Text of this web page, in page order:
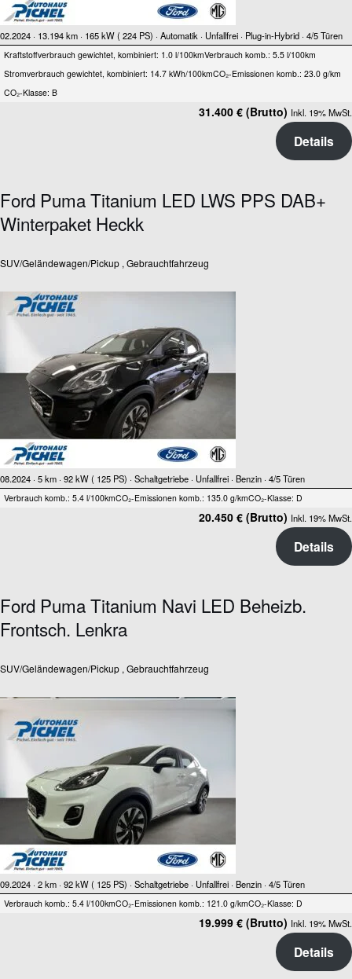
02.2024 · 13.194 km · 165 kW ( 224 PS) · Automatik · Unfallfrei · Plug-in-Hybrid · 4/5 Türen
Kraftstoffverbrauch gewichtet, kombiniert: 1.0 l/100kmVerbrauch komb.: 5.5 l/100km
Stromverbrauch gewichtet, kombiniert: 14.7 kWh/100kmCO₂-Emissionen komb.: 23.0 g/km
CO₂-Klasse: B
31.400 € (Brutto) Inkl. 19% MwSt.
Details
Ford Puma Titanium LED LWS PPS DAB+
Winterpaket Heckk
SUV/Geländewagen/Pickup , Gebrauchtfahrzeug
08.2024 · 5 km · 92 kW ( 125 PS) · Schaltgetriebe · Unfallfrei · Benzin · 4/5 Türen
Verbrauch komb.: 5.4 l/100kmCO₂-Emissionen komb.: 135.0 g/kmCO₂-Klasse: D
20.450 € (Brutto) Inkl. 19% MwSt.
Details
Ford Puma Titanium Navi LED Beheizb.
Frontsch. Lenkra
SUV/Geländewagen/Pickup , Gebrauchtfahrzeug
09.2024 · 2 km · 92 kW ( 125 PS) · Schaltgetriebe · Unfallfrei · Benzin · 4/5 Türen
Verbrauch komb.: 5.4 l/100kmCO₂-Emissionen komb.: 121.0 g/kmCO₂-Klasse: D
19.999 € (Brutto) Inkl. 19% MwSt.
Details